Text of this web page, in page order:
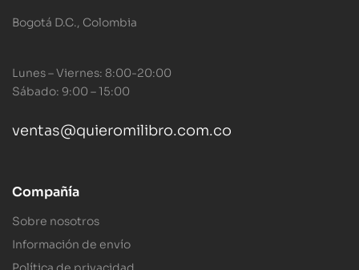
Bogotá D.C., Colombia
Lunes – Viernes: 8:00-20:00
Sábado: 9:00 – 15:00
ventas@quieromilibro.com.co
Compañía
Sobre nosotros
Información de envío